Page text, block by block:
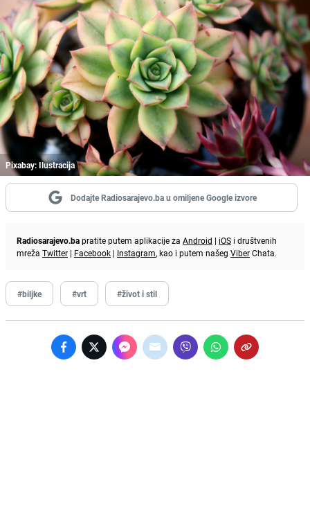
Pixabay: Ilustracija
Dodajte Radiosarajevo.ba u omiljene Google izvore
Radiosarajevo.bapratite putem aplikacije za Android | iOS i društvenih
mreža Twitter | Facebook | Instagram, kao i putem našeg ViberChata.
#biljke #vrt #život i stil